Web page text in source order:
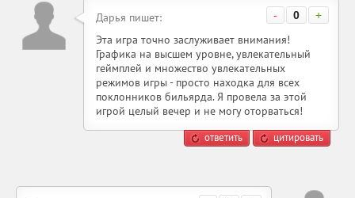
- 0 +
Дарья пишет:
Эта игра точно заслуживает внимания!
Графика на высшем уровне, увлекательный
геймплей и множество увлекательных
режимов игры - просто находка для всех
поклонников бильярда. Я провела за этой
игрой целый вечер и не могу оторваться!
ответить цитировать